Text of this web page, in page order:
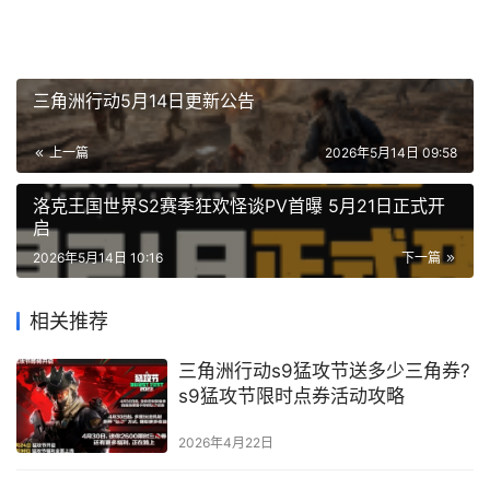
三角洲行动5月14日更新公告
上一篇 2026年5月14日 09:58
洛克王国世界S2赛季狂欢怪谈PV首曝 5月21日正式开
启
下一篇
2026年5月14日 10:16
相关推荐
三角洲行动s9猛攻节送多少三角券?
s9猛攻节限时点券活动攻略
2026年4月22日